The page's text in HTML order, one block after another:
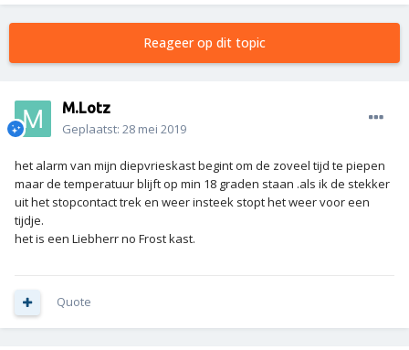
Reageer op dit topic
M.Lotz
Geplaatst: 28 mei 2019
het alarm van mijn diepvrieskast begint om de zoveel tijd te piepen
maar de temperatuur blijft op min 18 graden staan .als ik de stekker
uit het stopcontact trek en weer insteek stopt het weer voor een
tijdje.
het is een Liebherr no Frost kast.
Quote